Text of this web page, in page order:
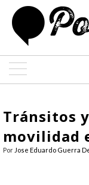
Tránsitos
movilidad
Por Jose Eduardo Guerra